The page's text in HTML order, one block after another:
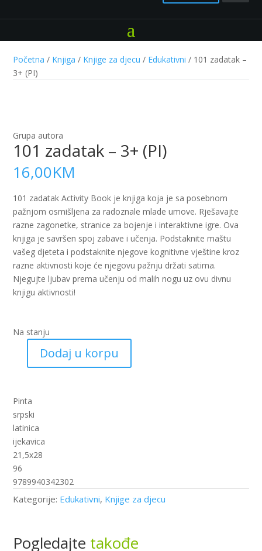
Početna / Knjiga / Knjige za djecu / Edukativni / 101 zadatak –
3+ (PI)
Grupa autora
101 zadatak – 3+ (PI)
16,00KM
101 zadatak Activity Book je knjiga koja je sa posebnom
pažnjom osmišljena za radoznale mlade umove. Rješavajte
razne zagonetke, stranice za bojenje i interaktivne igre. Ova
knjiga je savršen spoj zabave i učenja. Podstaknite maštu
vašeg djeteta i podstaknite njegove kognitivne vještine kroz
razne aktivnosti koje će njegovu pažnju držati satima.
Njegujte ljubav prema učenju od malih nogu uz ovu divnu
knjigu aktivnosti!
Na stanju
3+
(PI)
količina
Dodaj u korpu
Pinta
srpski
latinica
ijekavica
21,5x28
96
9789940342302
Kategorije: Edukativni, Knjige za djecu
Pogledajte takođe